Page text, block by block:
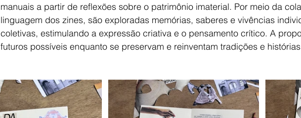
manuais a partir de reflexões sobre o patrimônio imaterial. Por meio da
linguagem dos zines, são exploradas memórias, saberes e vivências
coletivas, estimulando a expressão criativa e o pensamento crítico. A
futuros possíveis enquanto se preservam e reinventam tradições e